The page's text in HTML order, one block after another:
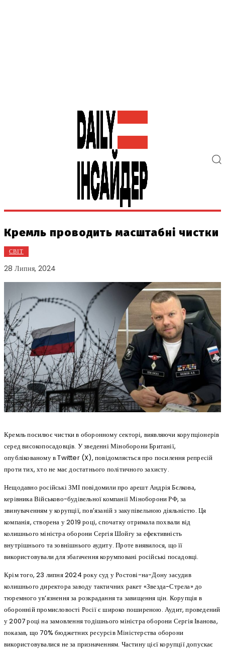
Кремль проводить масштабні чистки
СВІТ
28 Липня, 2024
Кремль посилює чистки в оборонному секторі, виявляючи корупціонерів
серед високопосадовців. У зведенні Міноборони Британії,
опублікованому в Twitter (X), повідомляється про посилення репресій
проти тих, хто не має достатнього політичного захисту.
Нещодавно російські ЗМІ повідомили про арешт Андрія Бєлкова,
керівника Військово-будівельної компанії Міноборони РФ, за
звинуваченням у корупції, пов’язаній з закупівельною діяльністю. Ця
компанія, створена у 2019 році, спочатку отримала похвали від
колишнього міністра оборони Сергія Шойгу за ефективність
внутрішнього та зовнішнього аудиту. Проте виявилося, що її
використовували для збагачення корумповані російські посадовці.
Крім того, 23 липня 2024 року суд у Ростові-на-Дону засудив
колишнього директора заводу тактичних ракет «Звезда-Стрела» до
тюремного ув’язнення за розкрадання та завищення цін. Корупція в
оборонній промисловості Росії є широко поширеною. Аудит, проведений
у 2007 році на замовлення тодішнього міністра оборони Сергія Іванова,
показав, що 70% бюджетних ресурсів Міністерства оборони
використовувалися не за призначенням. Частину цієї корупції допускає